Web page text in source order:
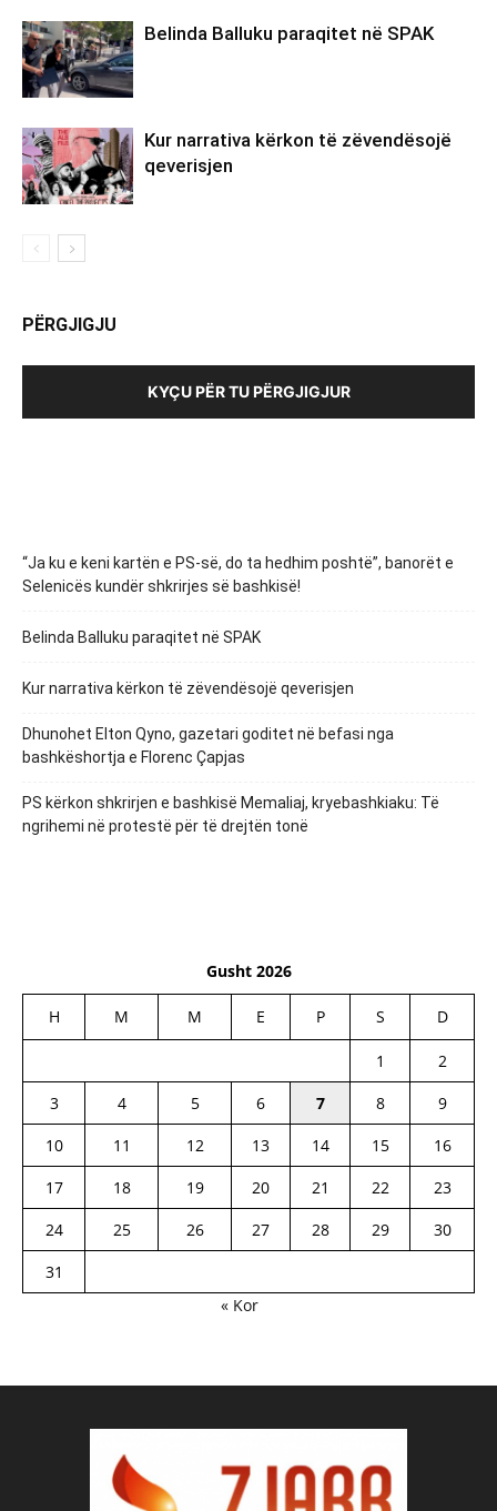
Belinda Balluku paraqitet në SPAK
Kur narrativa kërkon të zëvendësojë
qeverisjen
PËRGJIGJU
KYÇU PËR TU PËRGJIGJUR
“Ja ku e keni kartën e PS-së, do ta hedhim poshtë”, banorët e
Selenicës kundër shkrirjes së bashkisë!
Belinda Balluku paraqitet në SPAK
Kur narrativa kërkon të zëvendësojë qeverisjen
Dhunohet Elton Qyno, gazetari goditet në befasi nga
bashkëshortja e Florenc Çapjas
PS kërkon shkrirjen e bashkisë Memaliaj, kryebashkiaku: Të
ngrihemi në protestë për të drejtën tonë
Gusht 2026
H M M E P S D
1
2
3
4 5 6 7 8
9
10
11 12 13 14 15
16
17
18 19 20 21 22
23
24
25 26 27 28 29
30
31
« Kor